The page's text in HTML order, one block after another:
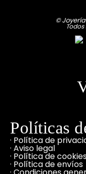
©
Políticas
· Política de
· Aviso legal
· Política de
· Política de envíos